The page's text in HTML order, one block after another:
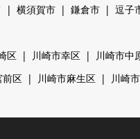
横須賀市 鎌倉市 逗子
区 川崎市幸区
川崎市中
前区 川崎市麻生区 川崎市